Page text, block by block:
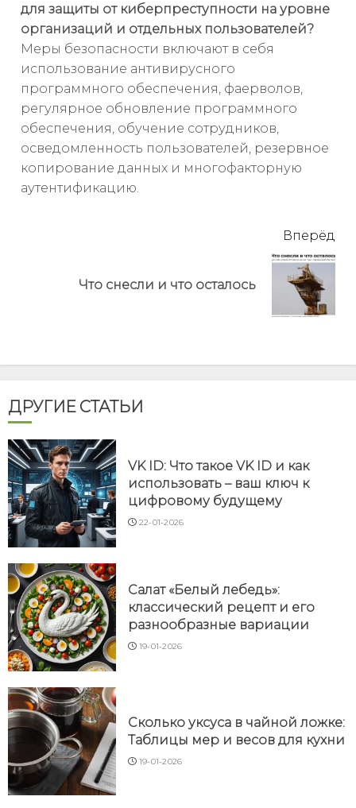
для защиты от киберпреступности на уровне
организаций и отдельных пользователей?
Меры безопасности включают в себя
использование антивирусного
программного обеспечения, фаерволов,
регулярное обновление программного
обеспечения, обучение сотрудников,
осведомленность пользователей, резервное
копирование данных и многофакторную
аутентификацию.
Вперёд
Что снесли и что осталось
ДРУГИЕ СТАТЬИ
VK ID: Что такое VK ID и как
использовать – ваш ключ к
цифровому будущему
22-01-2026
Салат «Белый лебедь»:
классический рецепт и его
разнообразные вариации
19-01-2026
Сколько уксуса в чайной ложке:
Таблицы мер и весов для кухни
19-01-2026